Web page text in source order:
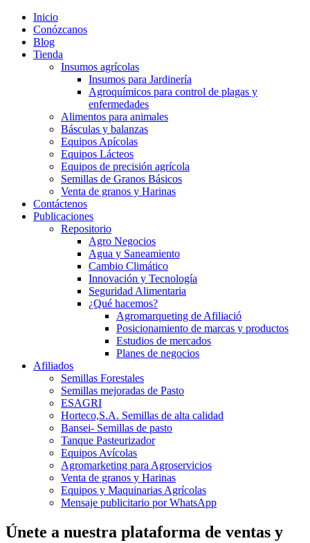
Inicio
Conózcanos
Blog
Tienda
Insumos agrícolas
Insumos para Jardinería
Agroquímicos para control de plagas y
enfermedades
Alimentos para animales
Básculas y balanzas
Equipos Apícolas
Equipos Lácteos
Equipos de precisión agrícola
Semillas de Granos Básicos
Venta de granos y Harinas
Contáctenos
Publicaciones
Repositorio
Agro Negocios
Agua y Saneamiento
Cambio Climático
Innovación y Tecnología
Seguridad Alimentaria
¿Qué hacemos?
Agromarqueting de Afiliació
Posicionamiento de marcas y productos
Estudios de mercados
Planes de negocios
Afiliados
Semillas Forestales
Semillas mejoradas de Pasto
ESAGRI
Horteco,S.A. Semillas de alta calidad
Bansei- Semillas de pasto
Tanque Pasteurizador
Equipos Avícolas
Agromarketing para Agroservicios
Venta de granos y Harinas
Equipos y Maquinarias Agrícolas
Mensaje publicitario por WhatsApp
Únete a nuestra plataforma de ventas y